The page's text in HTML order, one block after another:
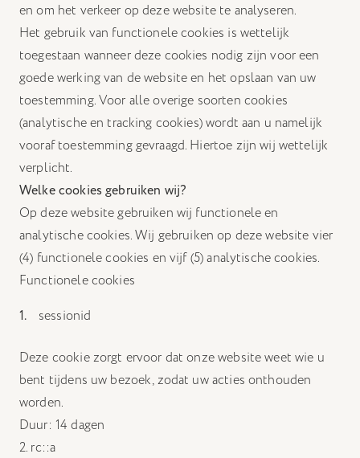
en om het verkeer op deze website te analyseren.
Het gebruik van functionele cookies is wettelijk
toegestaan wanneer deze cookies nodig zijn voor een
goede werking van de website en het opslaan van uw
toestemming. Voor alle overige soorten cookies
(analytische en tracking cookies) wordt aan u namelijk
vooraf toestemming gevraagd. Hiertoe zijn wij wettelijk
verplicht.
Welke cookies gebruiken wij?
Op deze website gebruiken wij functionele en
analytische cookies. Wij gebruiken op deze website vier
(4) functionele cookies en vijf (5) analytische cookies.
Functionele cookies
sessionid
Deze cookie zorgt ervoor dat onze website weet wie u
bent tijdens uw bezoek, zodat uw acties onthouden
worden.
Duur: 14 dagen
2. rc::a
Bewaar voorkeuren